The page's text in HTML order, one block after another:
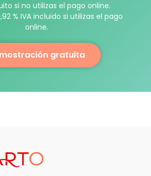
si no utilizas el pago online.
% IVA incluido si utilizas el pago
online.
gratuita